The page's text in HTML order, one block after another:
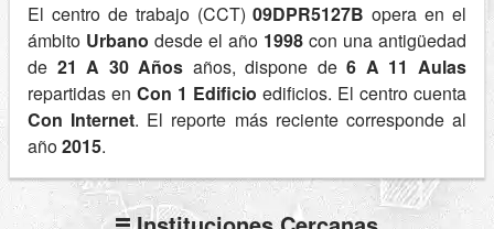
El centro de trabajo (CCT)09DPR5127B opera en el
ámbito Urbano desde el año 1998 con una antigüedad
de 21 A 30 Años años, dispone de6 A 11 Aulas
repartidas en Con 1 Edificio edificios. El centro cuenta
Con Internet. El reporte más reciente corresponde al
año2015.